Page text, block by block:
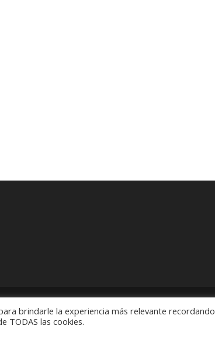
Dayman Revolución" Pedidos: 55 5563 2913
brindarle la experiencia más relevante
TODAS las cookies.